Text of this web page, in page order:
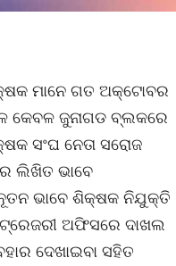
ମାନେ ଗତ ଅକ୍ଟୋବର
କେବଳ ଜୁନାଗଡ ବ୍ଲକରେ
ସଂଘ ନେତା ସରୋଜ
ଲିଖିତ ଭାବେ
ଭାବେ ଶିକ୍ଷକ ନିଯୁକ୍ତି
ଅଫିସରେ ଦାଖଲ
ଦେଖାଇବା ସହିତ